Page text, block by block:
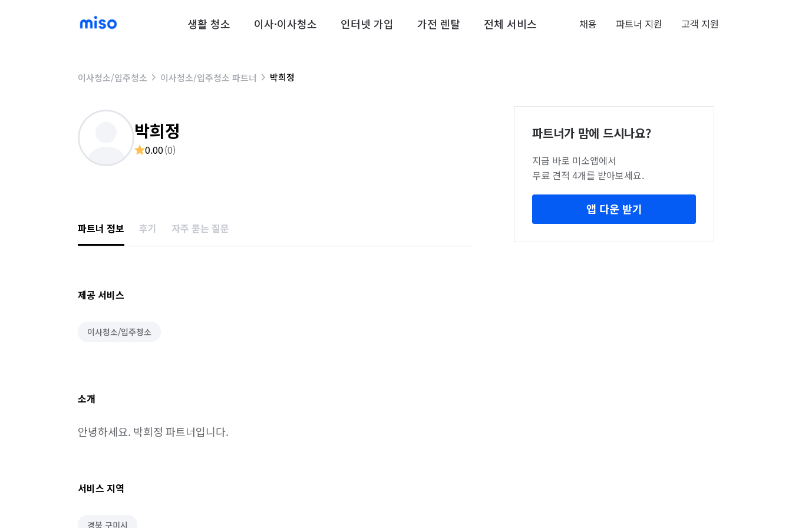
생활 청소 이사·이사청소 인터넷 가입 가전 렌탈 전체 서비스 채용 파트너 지원 고객 지원
이사청소/입주청소 이사청소/입주청소 파트너 박희정
박희정
0.00(0)
파트너 정보 후기 자주 묻는 질문
제공 서비스
이사청소/입주청소
소개
안녕하세요. 박희정 파트너입니다.
서비스 지역
경북 구미시
파트너가 맘에 드시나요?
지금 바로 미소앱에서
무료 견적 4개를 받아보세요.
앱 다운 받기